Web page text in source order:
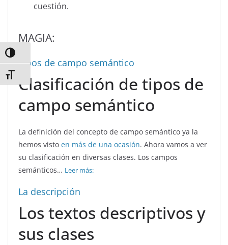
Alternar alto contraste
Alternar tamaño de letra
cuestión.
MAGIA:
Tipos de campo semántico
Clasificación de tipos de
campo semántico
La definición del concepto de campo semántico ya la
hemos visto en más de una ocasión. Ahora vamos a ver
su clasificación en diversas clases. Los campos
semánticos… Leer más:
La descripción
Los textos descriptivos y
sus clases